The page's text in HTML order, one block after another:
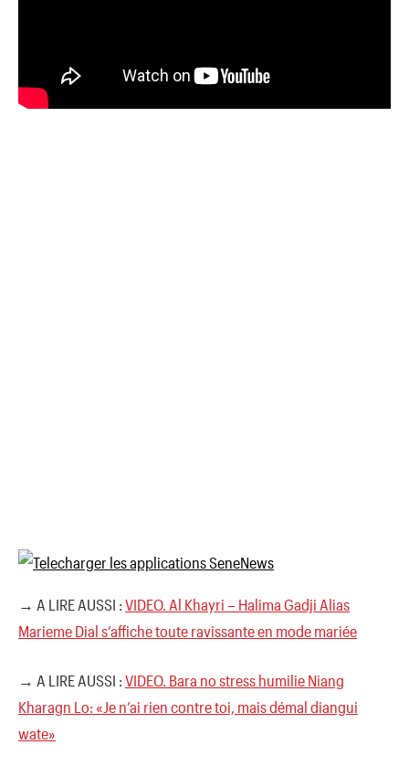
→ A LIRE AUSSI : VIDEO. Al Khayri – Halima Gadji Alias
Marieme Dial s’affiche toute ravissante en mode mariée
→ A LIRE AUSSI : VIDEO. Bara no stress humilie Niang
Kharagn Lo: «Je n’ai rien contre toi, mais démal diangui
wate»